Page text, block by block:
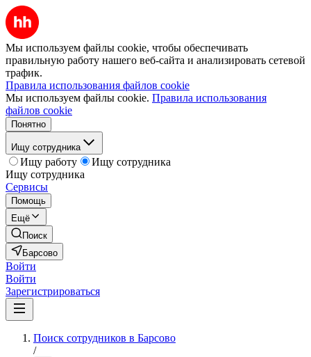
Мы используем файлы cookie, чтобы обеспечивать
правильную работу нашего веб-сайта и анализировать сетевой
трафик.
Правила использования файлов cookie
Мы используем файлы cookie. Правила использования
файлов cookie
Понятно
Ищу сотрудника
Ищу работу
Ищу сотрудника
Ищу сотрудника
Сервисы
Помощь
Ещё
Поиск
Барсово
Войти
Войти
Зарегистрироваться
Поиск сотрудников в Барсово
/